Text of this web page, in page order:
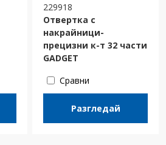
229918
Отвертка с
накрайници-
прецизни к-т 32 части
GADGET
Сравни
Разгледай